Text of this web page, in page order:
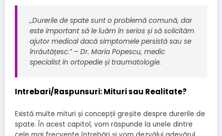
„Durerile de spate sunt o problemă comună, dar
este important să le luăm în serios și să solicităm
ajutor medical dacă simptomele persistă sau se
înrăutățesc.” – Dr. Maria Popescu, medic
specialist în ortopedie și traumatologie.
Intrebari/Raspunsuri: Mituri sau Realitate?
Există multe mituri și concepții greșite despre durerile de
spate. În acest capitol, vom răspunde la unele dintre